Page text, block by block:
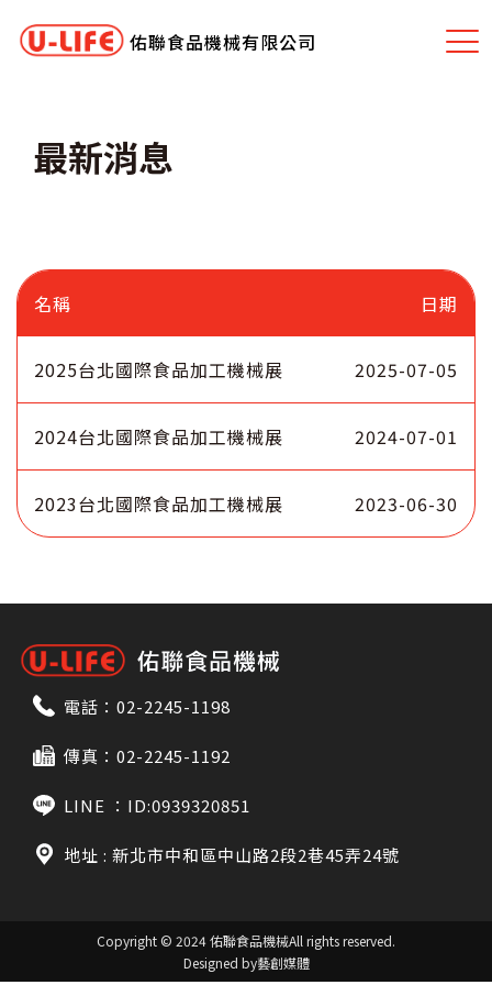
佑聯食品機械有限公司
最新消息
名稱 日期
2025台北國際食品加工機械展 2025-07-05
2024台北國際食品加工機械展 2024-07-01
2023台北國際食品加工機械展 2023-06-30
電話： 02-2245-1198
傳真：02-2245-1192
LINE ： ID:0939320851
地址 : 新北市中和區中山路2段2巷45弄24號
Copyright © 2024 佑聯食品機械All rights reserved.
Designed by藝創媒體